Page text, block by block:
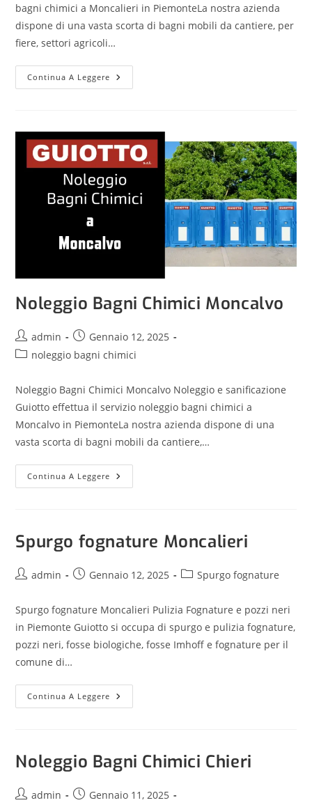
bagni chimici a Moncalieri in PiemonteLa nostra azienda
dispone di una vasta scorta di bagni mobili da cantiere, per
fiere, settori agricoli…
Continua A Leggere
Noleggio Bagni Chimici Moncalvo
admin
Gennaio 12, 2025
noleggio bagni chimici
Noleggio Bagni Chimici Moncalvo Noleggio e sanificazione
Guiotto effettua il servizio noleggio bagni chimici a
Moncalvo in PiemonteLa nostra azienda dispone di una
vasta scorta di bagni mobili da cantiere,…
Continua A Leggere
Spurgo fognature Moncalieri
admin Gennaio 12, 2025 Spurgo fognature
Spurgo fognature Moncalieri Pulizia Fognature e pozzi neri
in Piemonte Guiotto si occupa di spurgo e pulizia fognature,
pozzi neri, fosse biologiche, fosse Imhoff e fognature per il
comune di…
Continua A Leggere
Noleggio Bagni Chimici Chieri
admin
Gennaio 11, 2025